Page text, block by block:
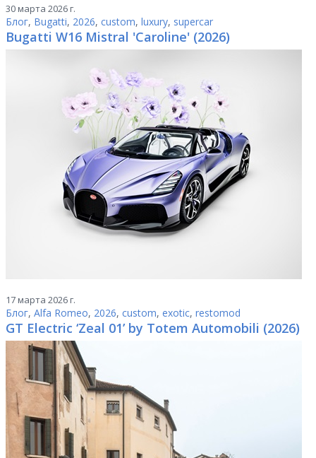
30 марта 2026 г.
Блог, Bugatti, 2026, custom, luxury, supercar
Bugatti W16 Mistral 'Caroline' (2026)
17 марта 2026 г.
Блог, Alfa Romeo, 2026, custom, exotic, restomod
GT Electric ‘Zeal 01’ by Totem Automobili (2026)